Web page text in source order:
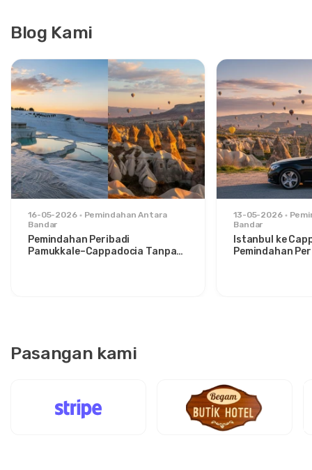
Blog Kami
16-05-2026
Pemindahan Antara
Bandar
Pemindahan Peribadi
Pamukkale–Cappadocia Tanpa
13-05-2026
Bandar
Istanbul ke
Pemindahan
Pasangan kami